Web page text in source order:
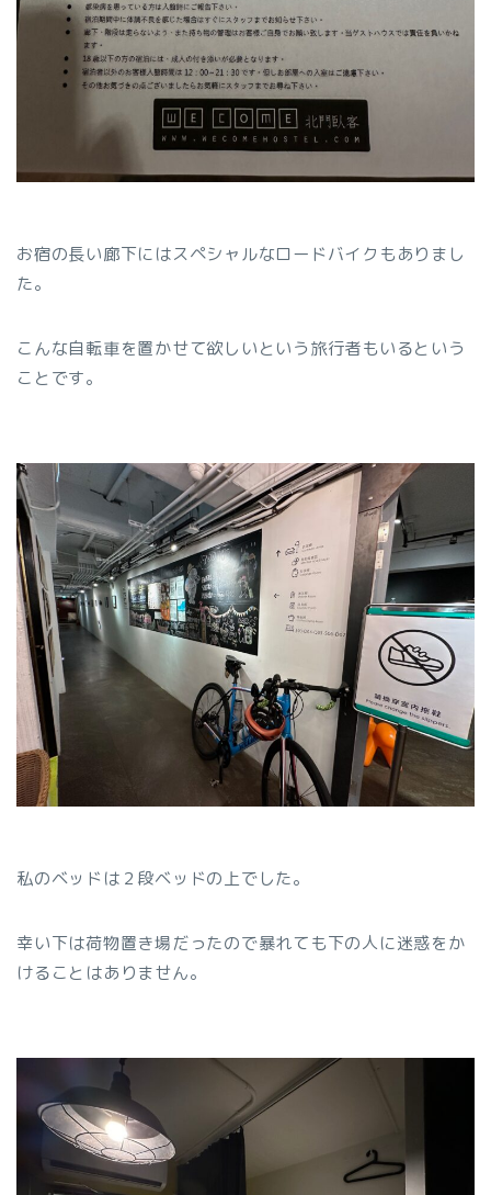
お宿の長い廊下にはスペシャルなロードバイクもありまし
た。
こんな自転車を置かせて欲しいという旅行者もいるという
ことです。
私のベッドは２段ベッドの上でした。
幸い下は荷物置き場だったので暴れても下の人に迷惑をか
けることはありません。